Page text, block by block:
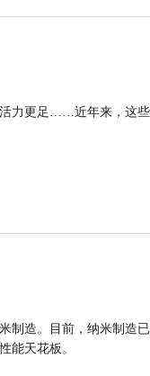
活力更足……近年来，这
制造。目前，纳米制造
能天花板。